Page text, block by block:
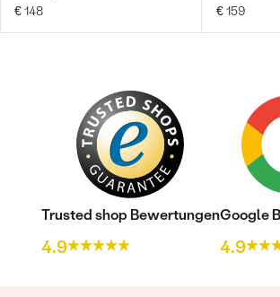
ANSEHEN
€ 148 € 159
Trusted shop Bewertungen
4.9
Google
4.9